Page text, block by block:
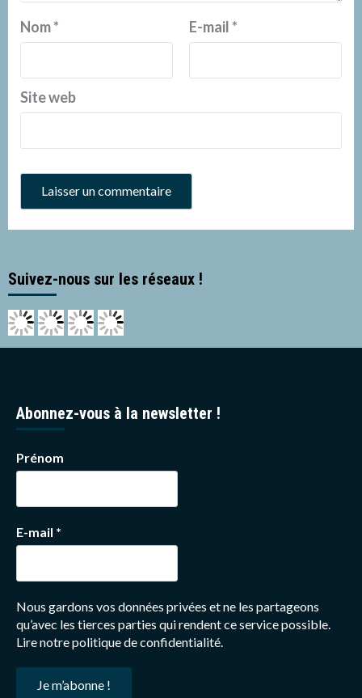
Nom* E-mail*
Site web
Suivez-nous sur les réseaux !
Abonnez-vous à la newsletter !
Prénom
E-mail *
Nous gardons vos données privées et ne les partageons
qu’avec les tierces parties qui rendent ce service possible.
Lire notre politique de confidentialité.